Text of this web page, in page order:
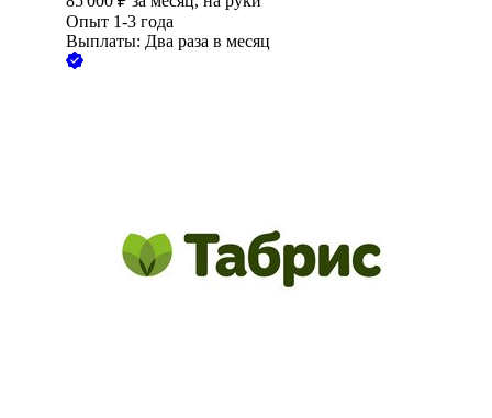
Опыт 1-3 года
Выплаты: Два раза в месяц